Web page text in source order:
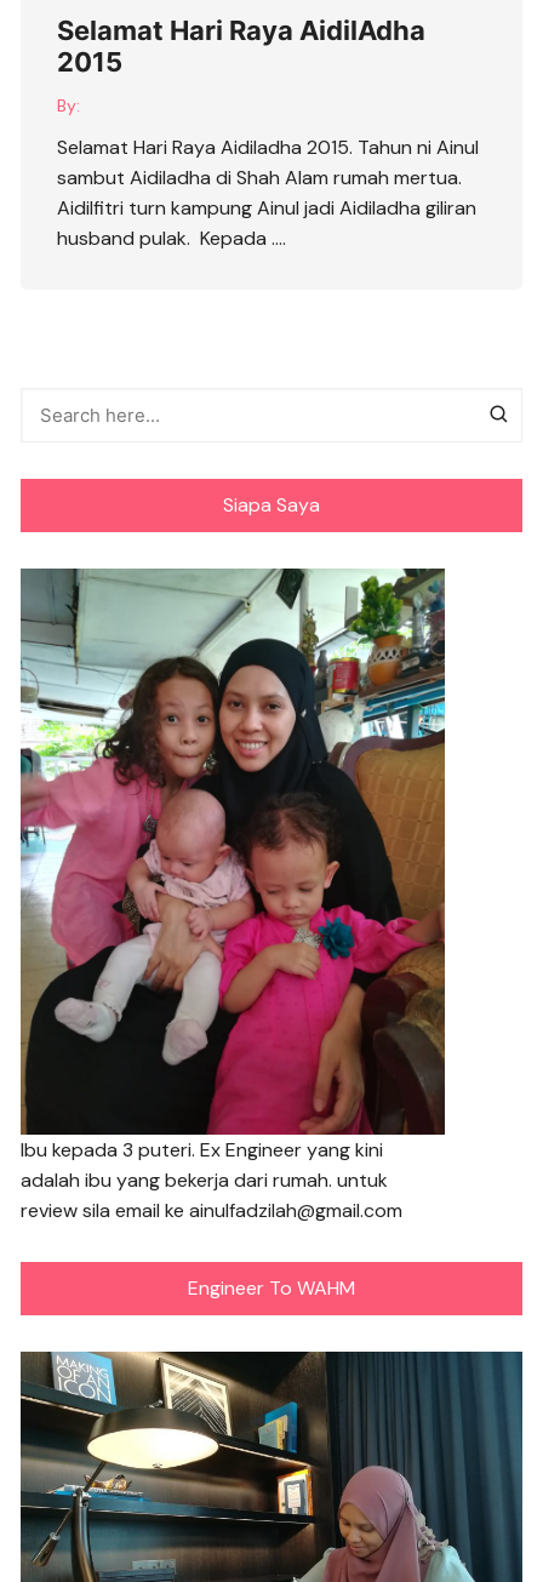
Selamat Hari Raya AidilAdha
2015
By:
Selamat Hari Raya Aidiladha 2015. Tahun ni Ainul
sambut Aidiladha di Shah Alam rumah mertua.
Aidilfitri turn kampung Ainul jadi Aidiladha giliran
husband pulak. Kepada ….
Siapa Saya
Ibu kepada 3 puteri. Ex Engineer yang kini
adalah ibu yang bekerja dari rumah. untuk
review sila email ke ainulfadzilah@gmail.com
Engineer To WAHM